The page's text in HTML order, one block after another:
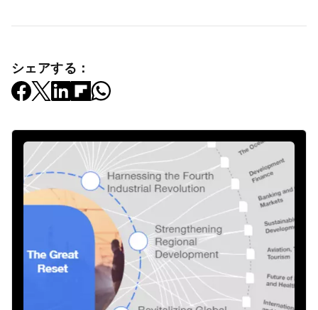
シェアする：